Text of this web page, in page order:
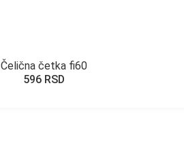
Čelična četka fi60
596 RSD